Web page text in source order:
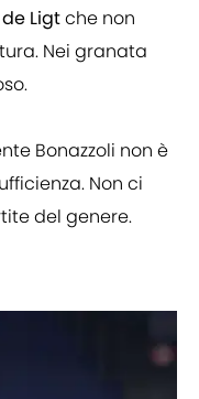
de Ligtche non
Nei granata
Bonazzoli non è
Non ci
del genere.